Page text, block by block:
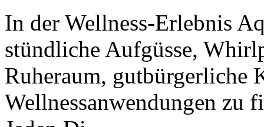
In der Wellness-Erlebnis
stündliche Aufgüsse,
Ruheraum, gutbürgerliche
Wellnessanwendungen zu